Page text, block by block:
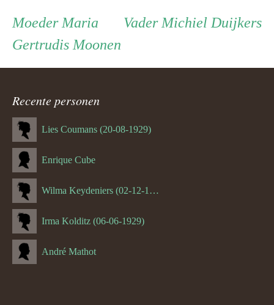
Persoon
ouder
navigatie
Vader Vader
Michiel Duijkers
Moeder Moeder
Maria
Gertrudis Moonen
Recente personen
Lies Coumans (20-08-1929)
Enrique Cube
Wilma Keydeniers (02-12-1953)
Irma Kolditz (06-06-1929)
André Mathot